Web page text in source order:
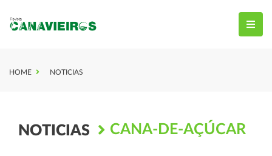
HOME NOTICIAS
NOTICIAS CANA-DE-AÇÚCAR